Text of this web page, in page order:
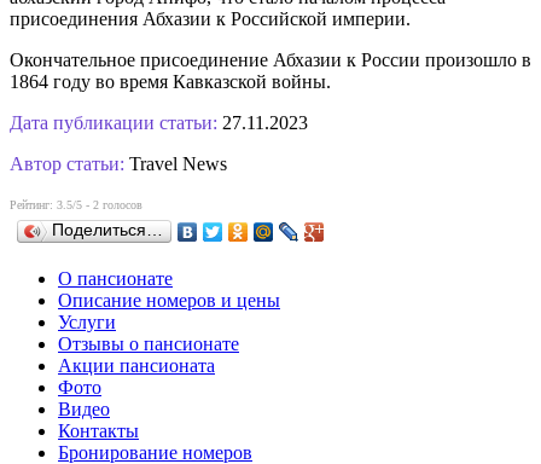
присоединения Абхазии к Российской империи.
Окончательное присоединение Абхазии к России произошло в
1864 году во время Кавказской войны.
Дата публикации статьи: 27.11.2023
Автор статьи: Travel News
Рейтинг: 3.5/5 - 2 голосов
Поделиться…
О пансионате
Описание номеров и цены
Услуги
Отзывы о пансионате
Акции пансионата
Фото
Видео
Контакты
Бронирование номеров